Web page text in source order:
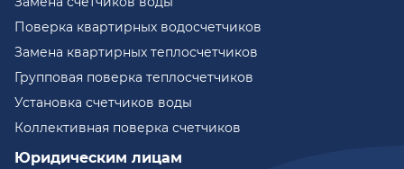
Поверка квартирных водосчетчиков
Замена квартирных теплосчетчиков
Групповая поверка теплосчетчиков
Установка счетчиков воды
Коллективная поверка счетчиков
Юридическим лицам